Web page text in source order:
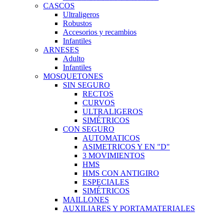
CASCOS
Ultraligeros
Robustos
Accesorios y recambios
Infantiles
ARNESES
Adulto
Infantiles
MOSQUETONES
SIN SEGURO
RECTOS
CURVOS
ULTRALIGEROS
SIMÉTRICOS
CON SEGURO
AUTOMATICOS
ASIMETRICOS Y EN "D"
3 MOVIMIENTOS
HMS
HMS CON ANTIGIRO
ESPECIALES
SIMÉTRICOS
MAILLONES
AUXILIARES Y PORTAMATERIALES